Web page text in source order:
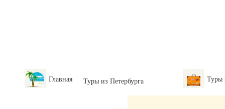
Главная Туры из Петербурга Туры